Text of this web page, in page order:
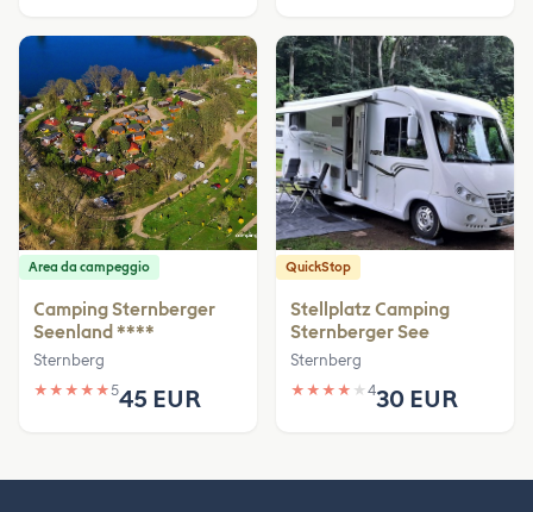
Area da campeggio
Camping Sternberger
Seenland ****
Sternberg
★ ★ ★ ★ ★545 EUR
QuickStop
Stellplatz Camping
Sternberger See
Sternberg
★ ★ ★ ★ ★ 430 EUR